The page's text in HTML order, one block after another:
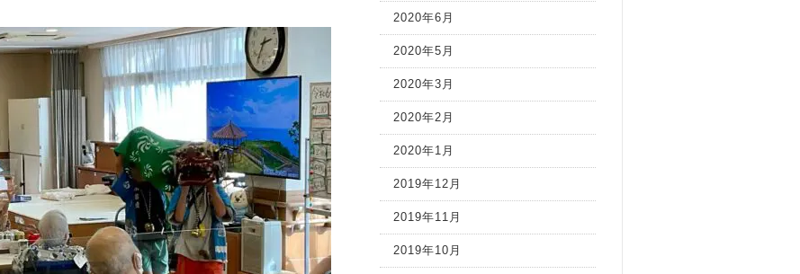
2020年6月
2020年5月
2020年3月
2020年2月
2020年1月
2019年12月
2019年11月
2019年10月